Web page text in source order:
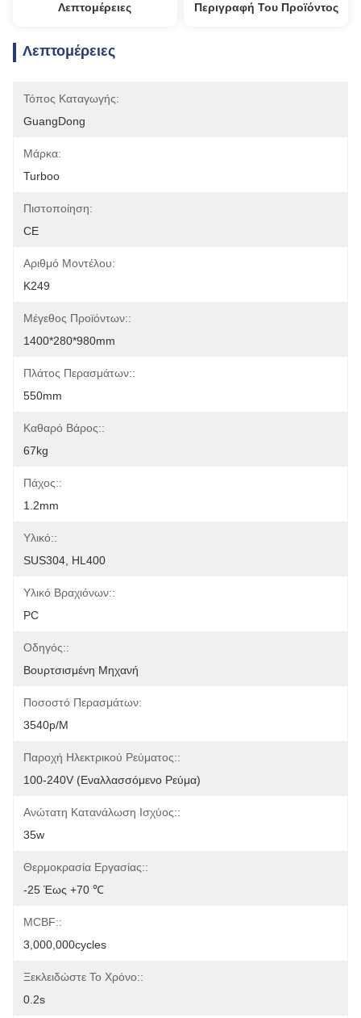
Λεπτομέρειες Περιγραφή Του Προϊόντος
Λεπτομέρειες
Τόπος Καταγωγής:
GuangDong
Μάρκα:
Turboo
Πιστοποίηση:
CE
Αριθμό Μοντέλου:
K249
Μέγεθος Προϊόντων::
1400*280*980mm
Πλάτος Περασμάτων::
550mm
Καθαρό Βάρος::
67kg
Πάχος::
1.2mm
Υλικό::
SUS304, HL400
Υλικό Βραχιόνων::
PC
Οδηγός::
Βουρτσισμένη Μηχανή
Ποσοστό Περασμάτων:
3540p/m
Παροχή Ηλεκτρικού Ρεύματος::
100-240V (εναλλασσόμενο Ρεύμα)
Ανώτατη Κατανάλωση Ισχύος::
35w
Θερμοκρασία Εργασίας::
-25 Έως +70 ℃
MCBF::
3,000,000cycles
Ξεκλειδώστε Το Χρόνο::
0.2s